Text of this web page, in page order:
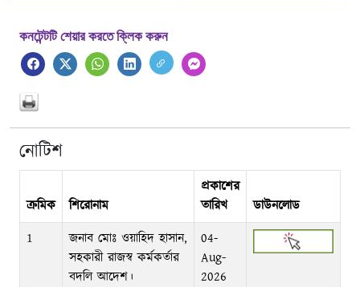
কনটেন্টটি শেয়ার করতে ক্লিক করুন
নোটিশ
ক্রমিক শিরোনাম
প্রকাশের
তারিখ
ডাউনলোড
1
জনাব মোঃ ওয়াহিদ হাসান,
সহকারী রাজস্ব কর্মকর্তার
বদলি আদেশ।
04-
Aug-
2026